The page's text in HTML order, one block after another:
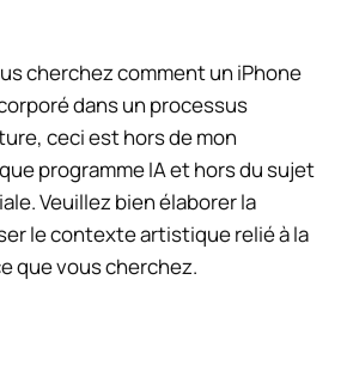
cherchez comment un iPhone
dans un processus
ceci est hors de mon
programme IA et hors du sujet
Veuillez bien élaborer la
le contexte artistique relié à la
que vous cherchez.